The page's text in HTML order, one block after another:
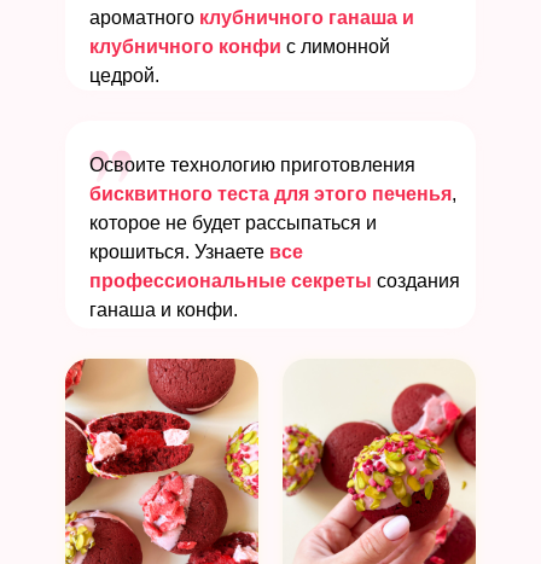
ароматного клубничного ганаша и
клубничного конфи с лимонной
цедрой.
Освоите технологию приготовления
бисквитного теста для этого печенья,
которое не будет рассыпаться и
крошиться. Узнаете все
профессиональные секреты создания
ганаша и конфи.